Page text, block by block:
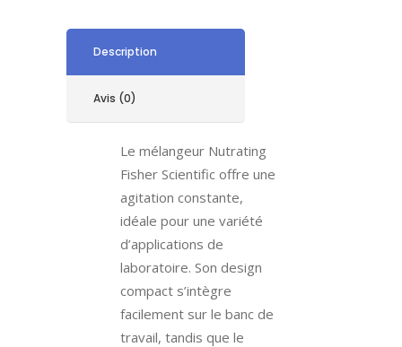
Description
Avis (0)
Le mélangeur Nutrating
Fisher Scientific offre une
agitation constante,
idéale pour une variété
d’applications de
laboratoire. Son design
compact s’intègre
facilement sur le banc de
travail, tandis que le